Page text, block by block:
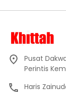
Pusat
Perintis
Haris